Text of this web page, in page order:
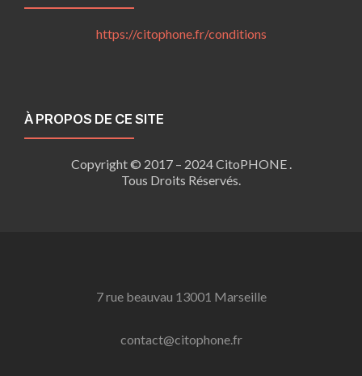
https://citophone.fr/conditions
À PROPOS DE CE SITE
Copyright © 2017 – 2024 CitoPHONE .
Tous Droits Réservés.
7 rue beauvau 13001 Marseille
contact@citophone.fr